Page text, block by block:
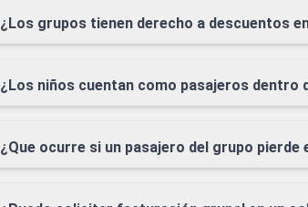
¿Los grupos tienen derecho a descuentos
¿Los niños cuentan como pasajeros dentro
¿Que ocurre si un pasajero del grupo pierde